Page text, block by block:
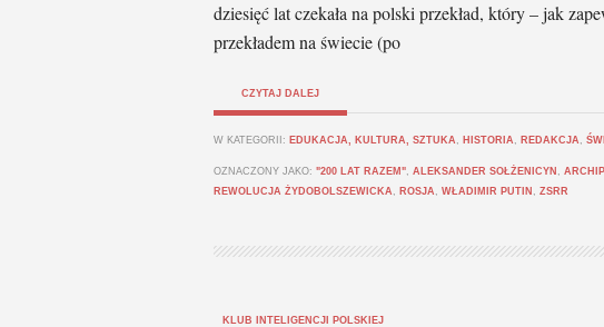
dziesięć lat czekała na polski przekład, który – jak
przekładem na świecie (po
CZYTAJ DALEJ
W KATEGORII: EDUKACJA, KULTURA, SZTUKA , HISTORIA , REDAKCJA ,
OZNACZONY JAKO: "200 LAT RAZEM", ALEKSANDER SOŁŻENICYN ,
REWOLUCJA ŻYDOBOLSZEWICKA , ROSJA , WŁADIMIR PUTIN , ZSRR
KLUB INTELIGENCJI POLSKIEJ